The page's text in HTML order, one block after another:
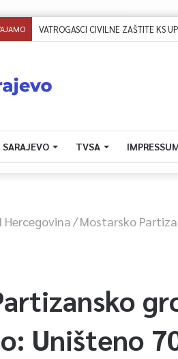
SARAJEVO TVSA
Hercegovina/Mostarsko
Uništeno